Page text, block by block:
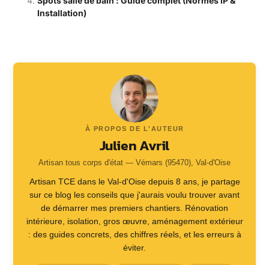
Installation)
À PROPOS DE L'AUTEUR
Julien Avril
Artisan tous corps d'état — Vémars (95470), Val-d'Oise
Artisan TCE dans le Val-d'Oise depuis 8 ans, je partage
sur ce blog les conseils que j'aurais voulu trouver avant
de démarrer mes premiers chantiers. Rénovation
intérieure, isolation, gros œuvre, aménagement extérieur
: des guides concrets, des chiffres réels, et les erreurs à
éviter.